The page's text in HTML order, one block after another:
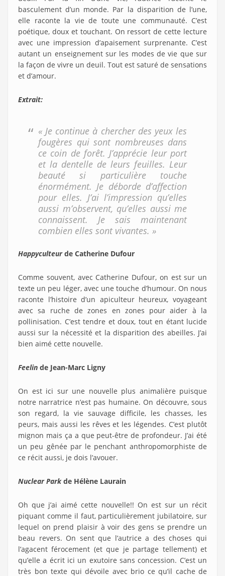
basculement d’un monde. Par la disparition de l’une,
elle raconte la vie de toute une communauté. C’est
poétique, doux et touchant. On ressort de cette lecture
avec une impression d’apaisement surprenante. C’est
autant un enseignement sur les modes de vie que sur
la façon de vivre un deuil. Tout est saturé de sensations
et d’amour.
Extrait:
« Je continue à chercher des yeux les
fougères qui sont nombreuses dans
ce coin de forêt. J’apprécie leur port
et la dentelle de leurs feuilles. Leur
beauté si particulière touche
énormément. Je déborde d’affection
pour elles. J’ai l’impression qu’elles
aussi m’observent, qu’elles aussi me
connaissent. Je sais maintenant
combien elles sont vivantes. »
Happyculteurde Catherine Dufour
Comme souvent, avec Catherine Dufour, on est sur un
texte un peu léger, avec une touche d’humour. On nous
raconte l’histoire d’un apiculteur heureux, voyageant
avec sa ruche de zones en zones pour aider à la
pollinisation. C’est tendre et doux, tout en étant lucide
aussi sur la nécessité et la disparition des abeilles. J’ai
bien aimé cette nouvelle.
Feelin de Jean-Marc Ligny
On est ici sur une nouvelle plus animalière puisque
notre narratrice n’est pas humaine. On découvre, sous
son regard, la vie sauvage difficile, les chasses, les
peurs, mais aussi les rêves et les légendes. C’est plutôt
mignon mais ça a que peut-être de profondeur. J’ai été
un peu gênée par le penchant anthropomorphiste de
ce récit aussi, je dois l’avouer.
Nuclear Parkde Hélène Laurain
Oh que j’ai aimé cette nouvelle!! On est sur un récit
piquant comme il faut, particulièrement jubilatoire, sur
lequel on prend plaisir à voir des gens se prendre un
beau revers. On sent que l’autrice a des choses qui
l’agacent férocement (et que je partage tellement) et
qu’elle a écrit ici un exutoire sans concession. C’est un
très bon texte qui dévoile avec brio ce qu’il cache de